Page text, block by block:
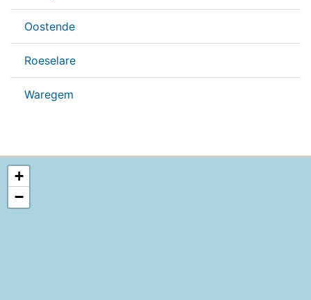
Oostende
Roeselare
Waregem
+
−